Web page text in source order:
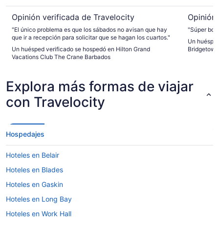
Opinión verificada de Travelocity
"El único problema es que los sábados no avisan que hay
que ir a recepción para solicitar que se hagan los cuartos."
Un huésped verificado se hospedó en Hilton Grand
Vacations Club The Crane Barbados
"Súper
Un
Explora más formas de viajar
con Travelocity
Hospedajes
Hoteles en Belair
Hoteles en Blades
Hoteles en Gaskin
Hoteles en Long Bay
Hoteles en Work Hall